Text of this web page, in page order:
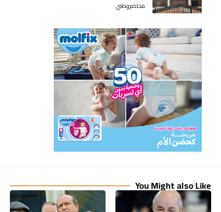
محاكموطني
You Might also Like